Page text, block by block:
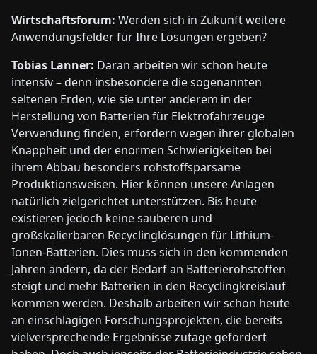
Wirtschaftsforum: Werden sich in Zukunft weitere
Anwendungsfelder für Ihre Lösungen ergeben?
Tobias Lanner: Daran arbeiten wir schon heute
intensiv – denn insbesondere die sogenannten
seltenen Erden, wie sie unter anderem in der
Herstellung von Batterien für Elektrofahrzeuge
Verwendung finden, erfordern wegen ihrer globalen
Knappheit und der enormen Schwierigkeiten bei
ihrem Abbau besonders rohstoffsparsame
Produktionsweisen. Hier können unsere Anlagen
natürlich zielgerichtet unterstützen. Bis heute
existieren jedoch keine sauberen und
großskalierbaren Recyclinglösungen für Lithium-
Ionen-Batterien. Dies muss sich in den kommenden
Jahren ändern, da der Bedarf an Batterierohstoffen
steigt und mehr Batterien in den Recyclingkreislauf
kommen werden. Deshalb arbeiten wir schon heute
an einschlägigen Forschungsprojekten, die bereits
vielversprechende Ergebnisse zutage gefördert